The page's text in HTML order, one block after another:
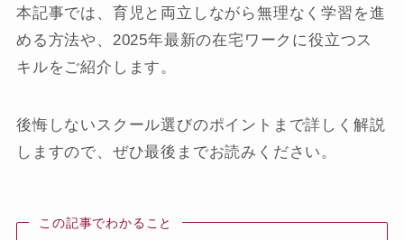
本記事では、育児と両立しながら無理なく学習を進
める方法や、2025年最新の在宅ワークに役立つス
キルをご紹介します。
後悔しないスクール選びのポイントまで詳しく解説
しますので、ぜひ最後までお読みください。
この記事でわかること